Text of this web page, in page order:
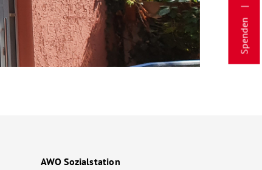
AWO Sozialstation
Spenden